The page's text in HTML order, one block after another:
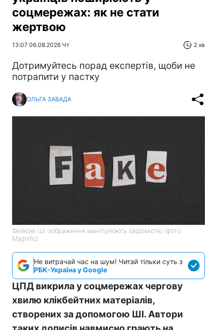
соцмережах: як не стати
жертвою
13:07 06.08.2026 Чт 2 хв
Дотримуйтесь порад експертів, щоби не
потрапити у пастку
ОЛЬГА ЗАВАДА
Фейкові ШІ-зображення маніпулюють свідомістю (фото:
Magnific)
Не витрачай час на шум! Читай тільки суть з
РБК-Україна у Google
ЦПД викрила у соцмережах чергову
хвилю клікбейтних матеріалів,
створених за допомогою ШІ. Автори